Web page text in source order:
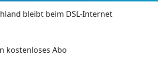
bleibt beim DSL-Internet
kostenloses Abo